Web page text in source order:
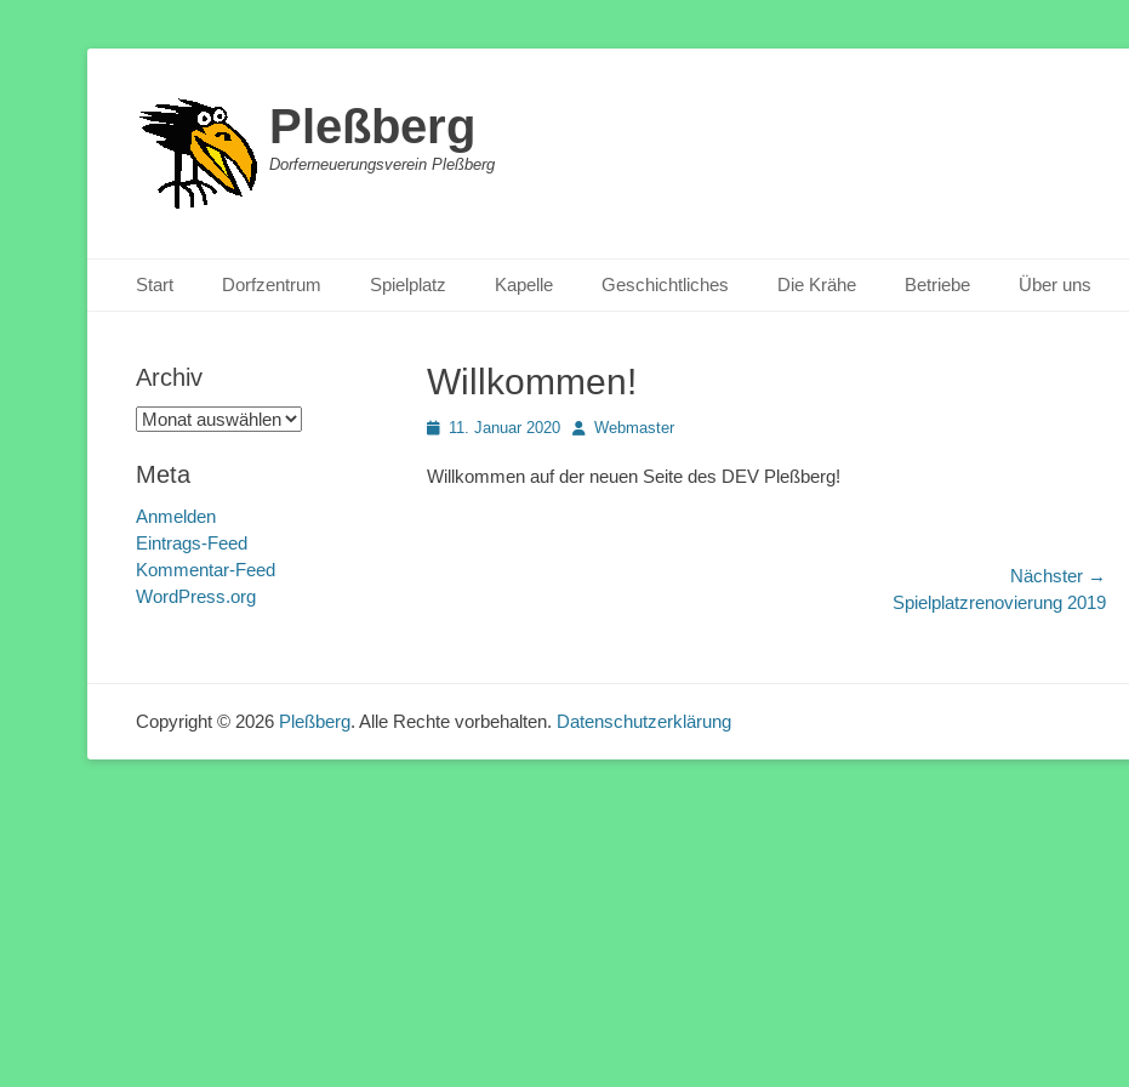
Pleßberg
Dorferneuerungsverein Pleßberg
Primäres Menü
Inhalt
Start Dorfzentrum Spielplatz Kapelle Geschichtliches Die Krähe Betriebe Über uns
Willkommen!
Posted11. Januar 2020 AutorWebmaster
Willkommen auf der neuen Seite des DEV Pleßberg!
Nächster →
Spielplatzrenovierung 2019
Archiv
Archiv
Meta
Anmelden
Eintrags-Feed
Kommentar-Feed
WordPress.org
Copyright © 2026 Pleßberg. Alle Rechte vorbehalten. Datenschutzerklärung